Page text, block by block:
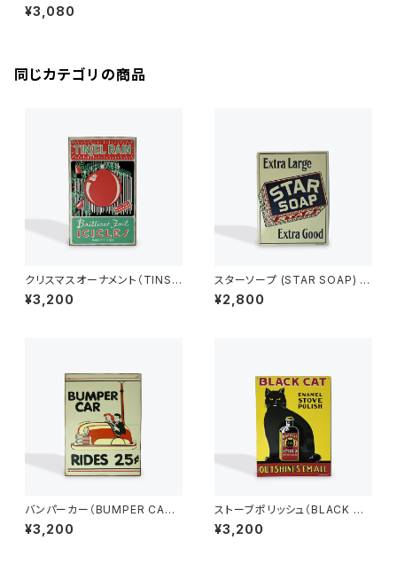
Y）アメリカンブリキ看板
¥3,080
同じカテゴリの商品
クリスマスオーナメント（TINSE
L RAIN）ビンテージ加工 アメリ
カンブリキ看板
¥3,200
スターソープ (STAR SOAP) ア
メリカンブリキ看板
¥2,800
バンパーカー（BUMPER CAR）
ビンテージ加工 アメリカンブリ
キ看板
¥3,200
ストーブポリッシュ（BLACK CA
T ）アメリカンブリキ看板
¥3,200